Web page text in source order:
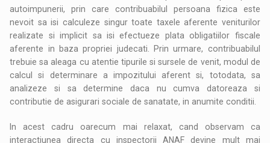
autoimpunerii, prin care contribuabilul persoana fizica este
nevoit sa isi calculeze singur toate taxele aferente veniturilor
realizate si implicit sa isi efectueze plata obligatiilor fiscale
aferente in baza propriei judecati. Prin urmare, contribuabilul
trebuie sa aleaga cu atentie tipurile si sursele de venit, modul de
calcul si determinare a impozitului aferent si, totodata, sa
analizeze si sa determine daca nu cumva datoreaza si
contributie de asigurari sociale de sanatate, in anumite conditii.
In acest cadru oarecum mai relaxat, cand observam ca
interactiunea directa cu inspectorii ANAF devine mult mai